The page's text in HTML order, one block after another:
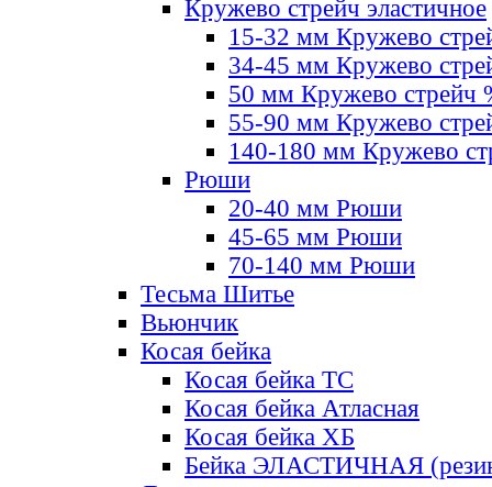
Кружево стрейч эластичное
15-32 мм Кружево
34-45 мм Кружево
50 мм Кружево стрейч
55-90 мм Кружево
140-180 мм Кружево
Рюши
20-40 мм Рюши
45-65 мм Рюши
70-140 мм Рюши
Тесьма Шитье
Вьюнчик
Косая бейка
Косая бейка ТС
Косая бейка Атласная
Косая бейка ХБ
Бейка ЭЛАСТИЧНАЯ